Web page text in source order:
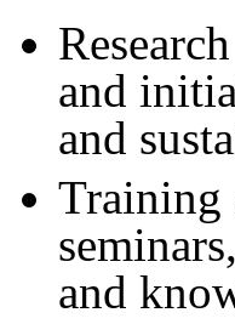
and
and
Training
and